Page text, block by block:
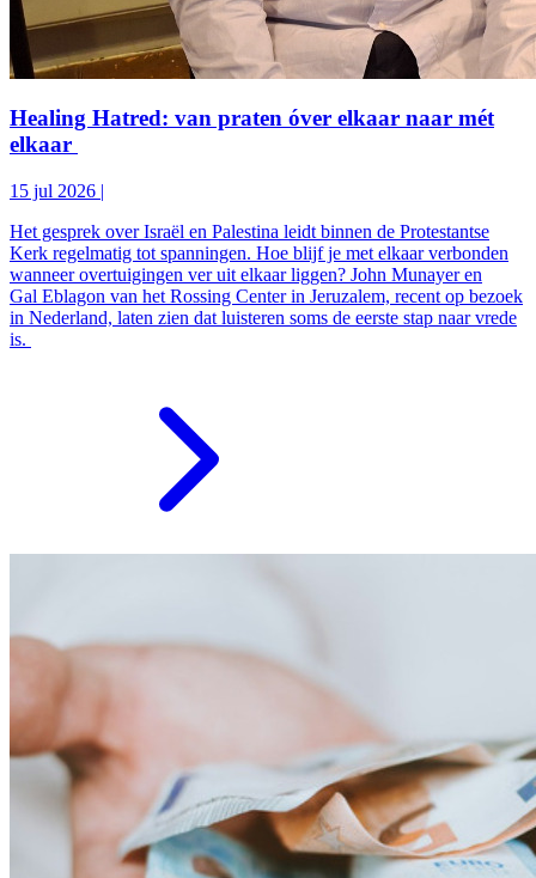
Healing Hatred: van praten óver elkaar naar mét
elkaar
15 jul 2026 |
Het gesprek over Israël en Palestina leidt binnen de Protestantse
Kerk regelmatig tot spanningen. Hoe blijf je met elkaar verbonden
wanneer overtuigingen ver uit elkaar liggen? John Munayer en
Gal Eblagon van het Rossing Center in Jeruzalem, recent op bezoek
in Nederland, laten zien dat luisteren soms de eerste stap naar vrede
is.